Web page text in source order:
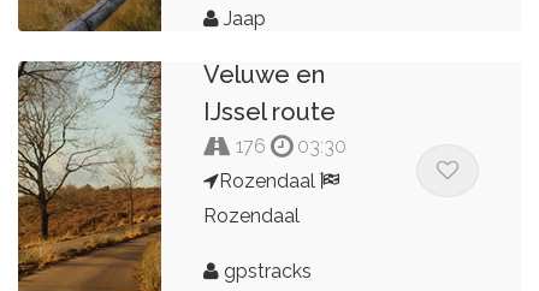
Jaap
Veluwe en
IJssel route
176
03:30
Rozendaal
Rozendaal
gpstracks